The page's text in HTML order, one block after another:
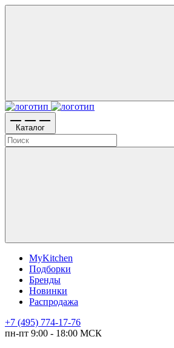
Каталог
MyKitchen
Подборки
Бренды
Новинки
Распродажа
+7 (495) 774-17-76
пн-пт 9:00 - 18:00 МСК